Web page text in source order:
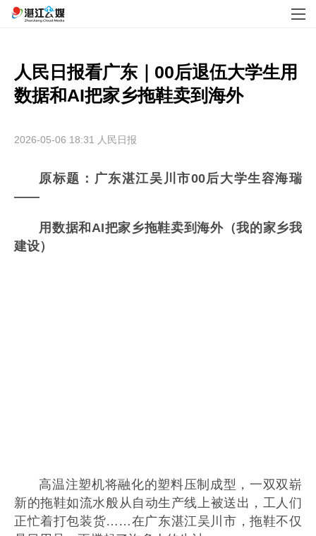
人民日报看广东｜00后退伍大学生用
数据和AI把家乡拖鞋卖到海外
2026-05-06 18:31 人民日报
原标题：广东湛江吴川市00后大学生容海瑞
——
用数据和AI把家乡拖鞋卖到海外（我的家乡我
建设）
高温注塑机将融化的塑料压制成型，一双双崭
新的拖鞋如流水般从自动生产线上被送出，工人们
正忙着打包装货……在广东湛江吴川市，拖鞋不仅